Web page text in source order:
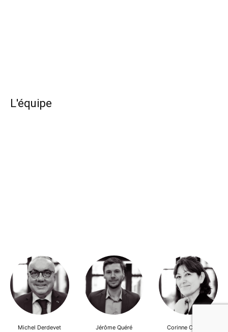
L'équipe
Michel Derdevet Jérôme Quéré Corinne Cherqui